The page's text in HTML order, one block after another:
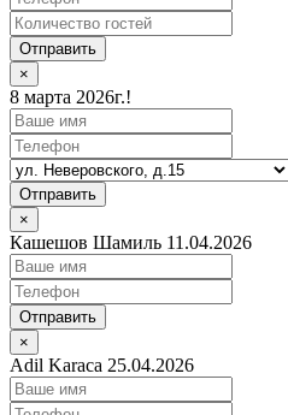
Отправить
×
8 марта 2026г.!
Отправить
×
Кашешов Шамиль 11.04.2026
Отправить
×
Adil Karaca 25.04.2026